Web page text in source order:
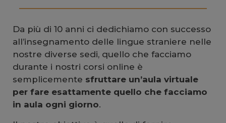
Da più di 10 anni ci dedichiamo con successo
all’insegnamento delle lingue straniere nelle
nostre diverse sedi, quello che facciamo
durante i nostri corsi online è
semplicemente sfruttare un’aula virtuale
per fare esattamente quello che facciamo
in aula ogni giorno.